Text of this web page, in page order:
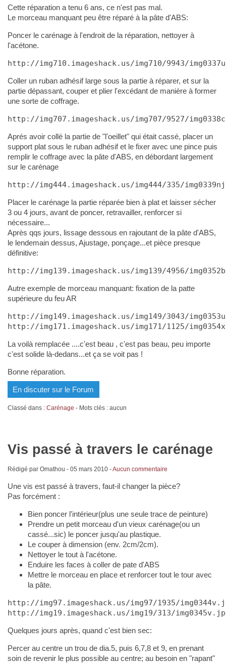
Cette réparation a tenu 6 ans, ce n'est pas mal.
Le morceau manquant peu être réparé à la pâte d'ABS:
Poncer le carénage à l'endroit de la réparation, nettoyer à
l'acétone.
http://img710.imageshack.us/img710/9943/
Coller un ruban adhésif large sous la partie à réparer, et sur la
partie dépassant, couper et plier l'excédant de manière à former
une sorte de coffrage.
http://img707.imageshack.us/img707/9527/
Aprés avoir collé la partie de "l'oeillet" qui était cassé, placer un
support plat sous le ruban adhésif et le fixer avec une pince puis
remplir le coffrage avec la pâte d'ABS, en débordant largement
sur le carénage
http://img444.imageshack.us/img444/335/
Placer le carénage la partie réparée bien à plat et laisser sécher
3 ou 4 jours, avant de poncer, retravailler, renforcer si
nécessaire...
Après qqs jours, lissage dessous en rajoutant de la pâte d'ABS,
le lendemain dessus, Ajustage, ponçage...et pièce presque
définitive:
http://img139.imageshack.us/img139/4956/
Autre exemple de morceau manquant: fixation de la patte
supérieure du feu AR
http://img149.imageshack.us/img149/3043/
http://img171.imageshack.us/img171/1125/
La voilà remplacée ....c'est beau , c'est pas beau, peu importe
c'est solide là-dedans...et ça se voit pas !
Bonne réparation.
En discuter sur le Forum
Classé dans : Carénage - Mots clés : aucun
Vis passé à travers le carénage
Rédigé par Omathou - 05 mars 2010-Aucun commentaire
Une vis est passé à travers, faut-il changer la pièce?
Pas forcément :
Bien poncer l'intérieur(plus une seule trace de peinture)
Prendre un petit morceau d'un vieux carénage(ou un
cassé...sic) le poncer jusqu'au plastique.
Le couper à dimension (env. 2cm/2cm).
Nettoyer le tout à l'acétone.
Enduire les faces à coller de pate d'ABS
Mettre le morceau en place et renforcer tout le tour avec
la pâte.
http://img97.imageshack.us/img97/1935/
http://img19.imageshack.us/img19/313/
Quelques jours après, quand c'est bien sec:
Percer au centre un trou de dia.5, puis 6,7,8 et 9, en prenant
soin de revenir le plus possible au centre; au besoin en "rapant"